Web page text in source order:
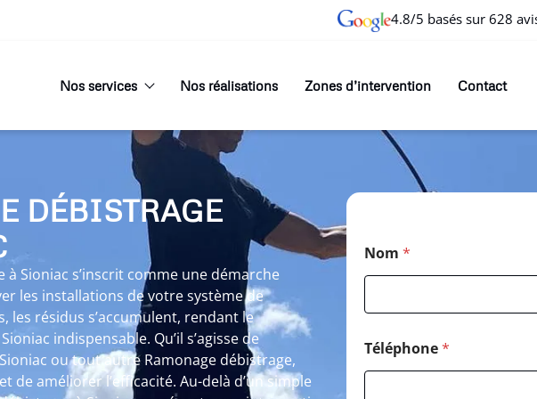
4.8/5 basés sur 628
Nos services Nos réalisations Zones d’intervention Contact
DÉBISTRAGE
à Sioniac s’inscrit comme une démarche
les installations de votre système de
les résidus s’accumulent, rendant le
indispensable. Qu’il s’agisse de
ou tout autre Ramonage débistrage,
de améliorer l’efficacité. Au-delà d’un simple
Nom *
Téléphone*